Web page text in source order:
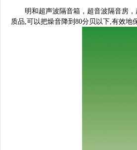
明和超声波隔音箱，超音波隔音房
质品,可以把燥音降到80分贝以下,有效